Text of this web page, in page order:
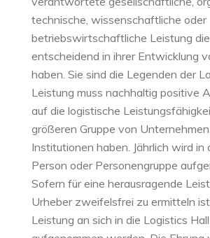
technische, wissenschaftliche oder
betriebswirtschaftliche Leistung
entscheidend in ihrer Entwicklung
haben. Sie sind die Legenden der
Leistung muss nachhaltig positive
auf die logistische
größeren Gruppe von
Institutionen haben. Jährlich wird in
Person oder Personengruppe
Sofern für eine herausragende
Urheber zweifelsfrei zu ermitteln
Leistung an sich in die Logistics